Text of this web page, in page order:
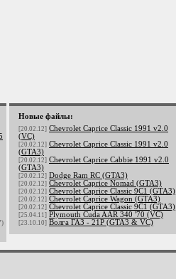
Новые файлы:
[20.02.12] Chevrolet Caprice Classic 1991 v2.0
(VC)
[20.02.12] Chevrolet Caprice Classic 1991 v2.0
(GTA3)
[20.02.12] Chevrolet Caprice Cabbie 1991 v2.0
(GTA3)
[20.02.12] Dodge Ram RC (GTA3)
[20.02.12] Chevrolet Caprice Nomad (GTA3)
[20.02.12] Chevrolet Caprice Classic 9C1 (GTA3)
[20.02.12] Chevrolet Caprice Wagon (GTA3)
[20.02.12] Chevrolet Caprice Classic 9C1 (GTA3)
[25.04.11] Plymouth Cuda AAR 340 '70 (VC)
[23.10.10] Волга ГАЗ - 21Р (GTA3 & VC)